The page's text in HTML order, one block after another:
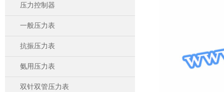
压力控制器
一般压力表
抗振压力表
氨用压力表
双针双管压力表